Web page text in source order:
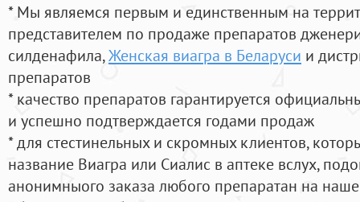
* Мы являемся первым и единственным на
представителем по продаже препаратов
силденафила,Женская виагра в Беларуси и
препаратов
* качество препаратов гарантируется
и успешно подтверждается годами продаж
* для стестинельных и скромных клиентов,
название Виагра или Сиалис в аптеке вслух,
анонимныого заказа любого препаратан на